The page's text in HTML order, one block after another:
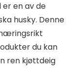
en av de
husky. Denne
du kan
ren kjøttdeig